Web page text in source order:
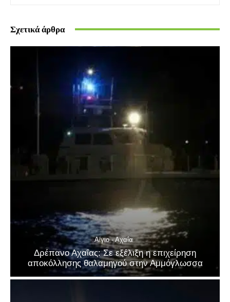
Σχετικά άρθρα
Αίγιο - Αχαΐα
Δρέπανο Αχαΐας: Σε εξέλιξη η επιχείρηση
αποκόλλησης θαλαμηγού στην Αμμόγλωσσα